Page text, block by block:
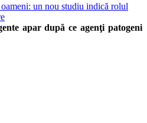
un nou studiu indică rolul
apar după ce agenţi patogeni